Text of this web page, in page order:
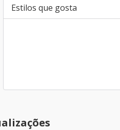
Estilos que gosta